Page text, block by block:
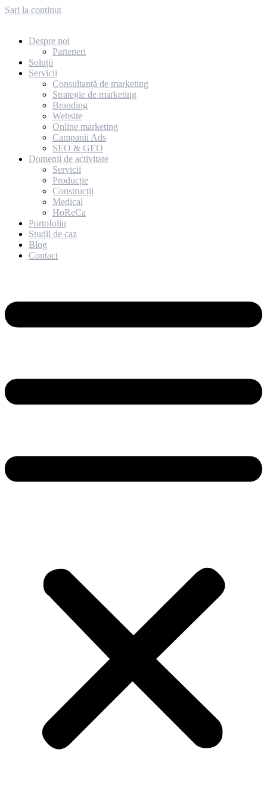
Sari la conținut
Despre noi
Parteneri
Soluții
Servicii
Consultanță de marketing
Strategie de marketing
Branding
Website
Online marketing
Campanii Ads
SEO & GEO
Domenii de activitate
Servicii
Producție
Construcții
Medical
HoReCa
Portofoliu
Studii de caz
Blog
Contact